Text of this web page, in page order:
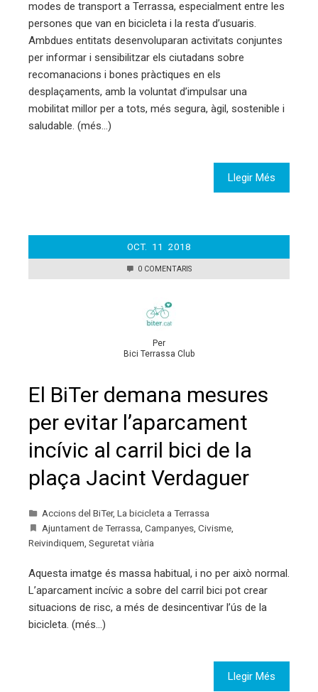
modes de transport a Terrassa, especialment entre les
persones que van en bicicleta i la resta d’usuaris.
Ambdues entitats desenvoluparan activitats conjuntes
per informar i sensibilitzar els ciutadans sobre
recomanacions i bones pràctiques en els
desplaçaments, amb la voluntat d’impulsar una
mobilitat millor per a tots, més segura, àgil, sostenible i
saludable. (més…)
Llegir Més
OCT. 11 2018
0 COMENTARIS
Per
Bici Terrassa Club
El BiTer demana mesures
per evitar l’aparcament
incívic al carril bici de la
plaça Jacint Verdaguer
Accions del BiTer, La bicicleta a Terrassa
Ajuntament de Terrassa Campanyes Civisme
Reivindiquem Seguretat viària
Aquesta imatge és massa habitual, i no per això normal.
L’aparcament incívic a sobre del carril bici pot crear
situacions de risc, a més de desincentivar l’ús de la
bicicleta. (més…)
Llegir Més